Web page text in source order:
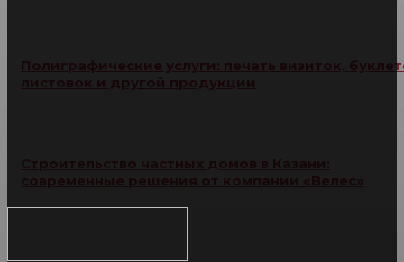
Полиграфические услуги: печать визиток,